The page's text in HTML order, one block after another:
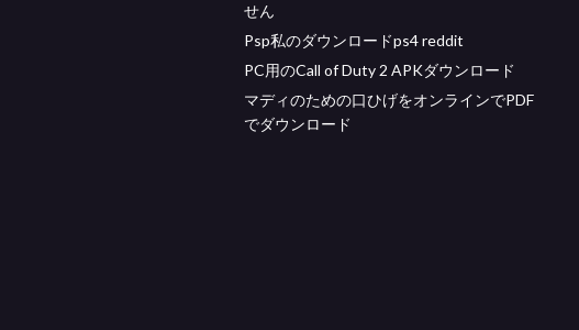
せん
Psp私のダウンロードps4 reddit
PC用のCall of Duty 2 APKダウンロード
マディのための口ひげをオンラインでPDF
でダウンロード